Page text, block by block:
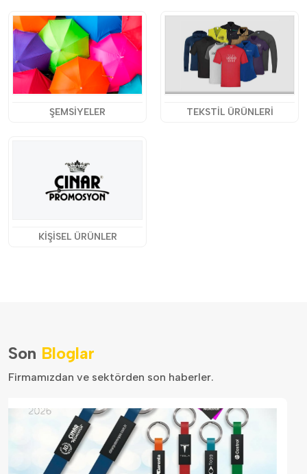
ŞEMSİYELER TEKSTİL ÜRÜNLERİ
KİŞİSEL ÜRÜNLER
Son Bloglar
Firmamızdan ve sektörden son haberler.